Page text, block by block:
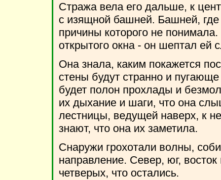
Стража вела его дальше, к
с изящной башней. Башней,
причины которого не
открытого окна - он шептал ей
Она знала, каким покажется
стены будут странно и
будет полон прохлады и
их дыхание и шаги, что она
лестницы, ведущей наверх, к
знают, что она их заметила.
Снаружи грохотали волны,
направление. Север, юг,
четверых, что остались.